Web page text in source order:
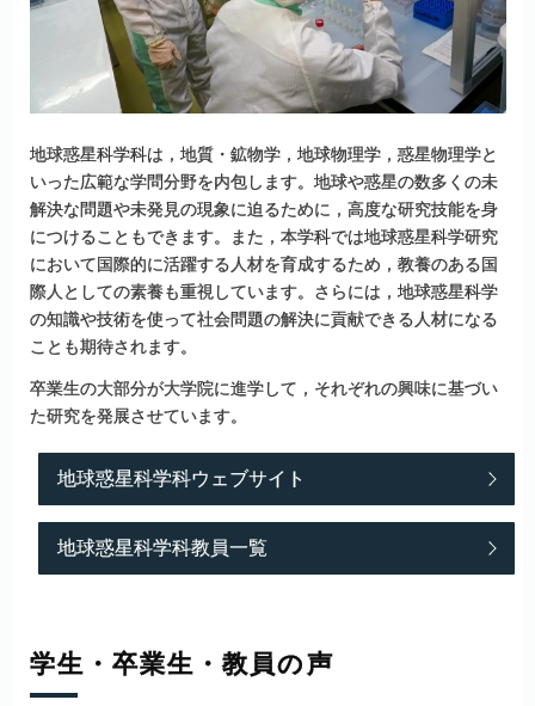
地球惑星科学科は，地質・鉱物学，地球物理学，惑星物理学と
いった広範な学問分野を内包します。地球や惑星の数多くの未
解決な問題や未発見の現象に迫るために，高度な研究技能を身
につけることもできます。また，本学科では地球惑星科学研究
において国際的に活躍する人材を育成するため，教養のある国
際人としての素養も重視しています。さらには，地球惑星科学
の知識や技術を使って社会問題の解決に貢献できる人材になる
ことも期待されます。
卒業生の大部分が大学院に進学して，それぞれの興味に基づい
た研究を発展させています。
地球惑星科学科ウェブサイト
地球惑星科学科教員一覧
学生 ・ 卒業生 ・教員の声